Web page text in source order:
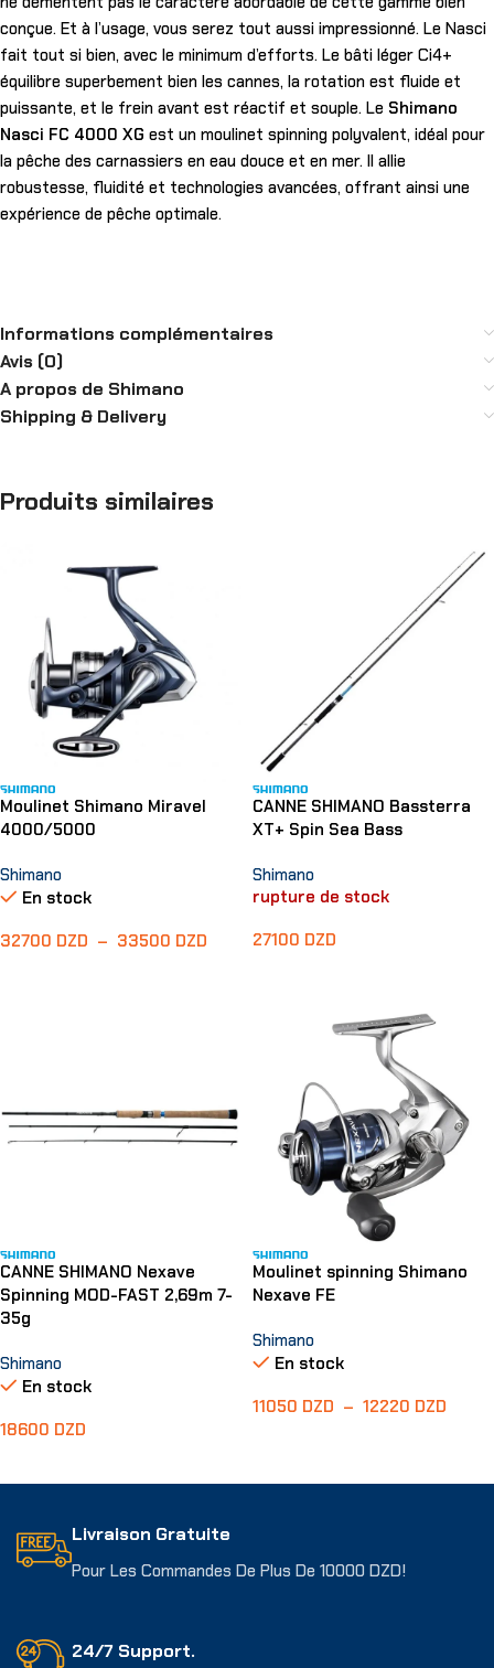
conçue. Et à l’usage, vous serez tout aussi impressionné. Le Nasci
fait tout si bien, avec le minimum d’efforts. Le bâti léger Ci4+
équilibre superbement bien les cannes, la rotation est fluide et
puissante, et le frein avant est réactif et souple. Le Shimano
Nasci FC 4000 XG est un moulinet spinning polyvalent, idéal pour
la pêche des carnassiers en eau douce et en mer. Il allie
robustesse, fluidité et technologies avancées, offrant ainsi une
expérience de pêche optimale.
Informations complémentaires
Avis (0)
A propos de Shimano
Shipping & Delivery
Produits similaires
Moulinet Shimano Miravel
4000/5000
Shimano
En stock
32700 DZD – 33500 DZD
CANNE SHIMANO Bassterra
XT+ Spin Sea Bass
Shimano
rupture de stock
27100 DZD
CANNE SHIMANO Nexave
Spinning MOD-FAST 2,69m 7-
35g
Shimano
En stock
18600 DZD
Moulinet spinning Shimano
Nexave FE
Shimano
En stock
11050 DZD – 12220 DZD
Livraison Gratuite
Pour Les Commandes De Plus De 10000 DZD!
24/7 Support.